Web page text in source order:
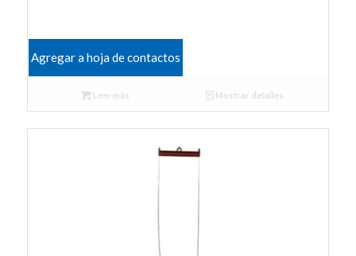
Agregar a hoja de contactos
Leer más Mostrar detalles